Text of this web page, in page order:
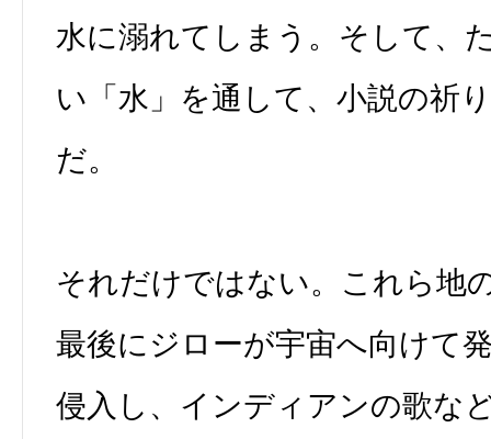
水に溺れてしまう。そして、
い「水」を通して、小説の祈
だ。
それだけではない。これら地
最後にジローが宇宙へ向けて
侵入し、インディアンの歌な